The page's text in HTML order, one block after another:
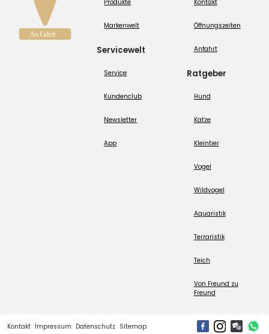
Produkte
Markenwelt
Servicewelt
Service
Kundenclub
Newsletter
App
Kontakt
Öffnungszeiten
Anfahrt
Ratgeber
Hund
Katze
Kleintier
Vogel
Wildvogel
Aquaristik
Terraristik
Teich
Von Freund zu
Freund
Kontakt Impressum Datenschutz Sitemap